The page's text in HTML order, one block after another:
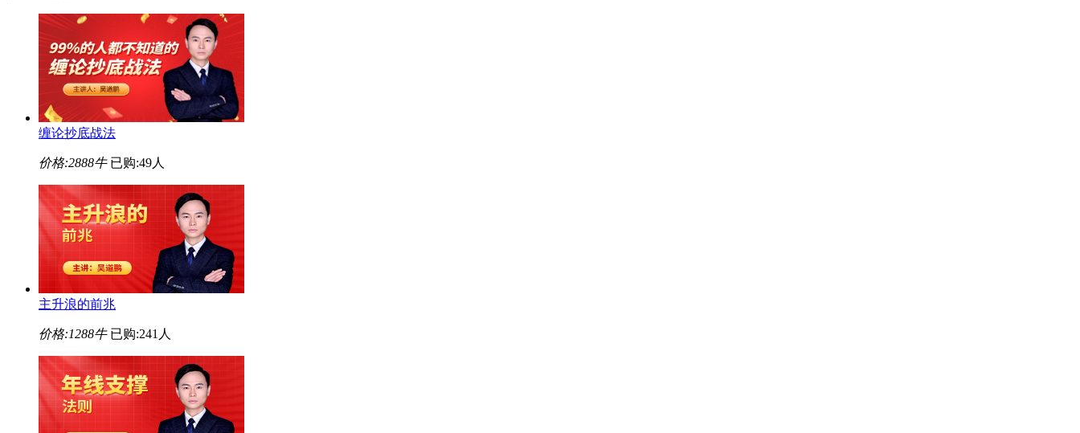
缠论抄底战法
价格:2888牛 已购:49人
主升浪的前兆
价格:1288牛 已购:241人